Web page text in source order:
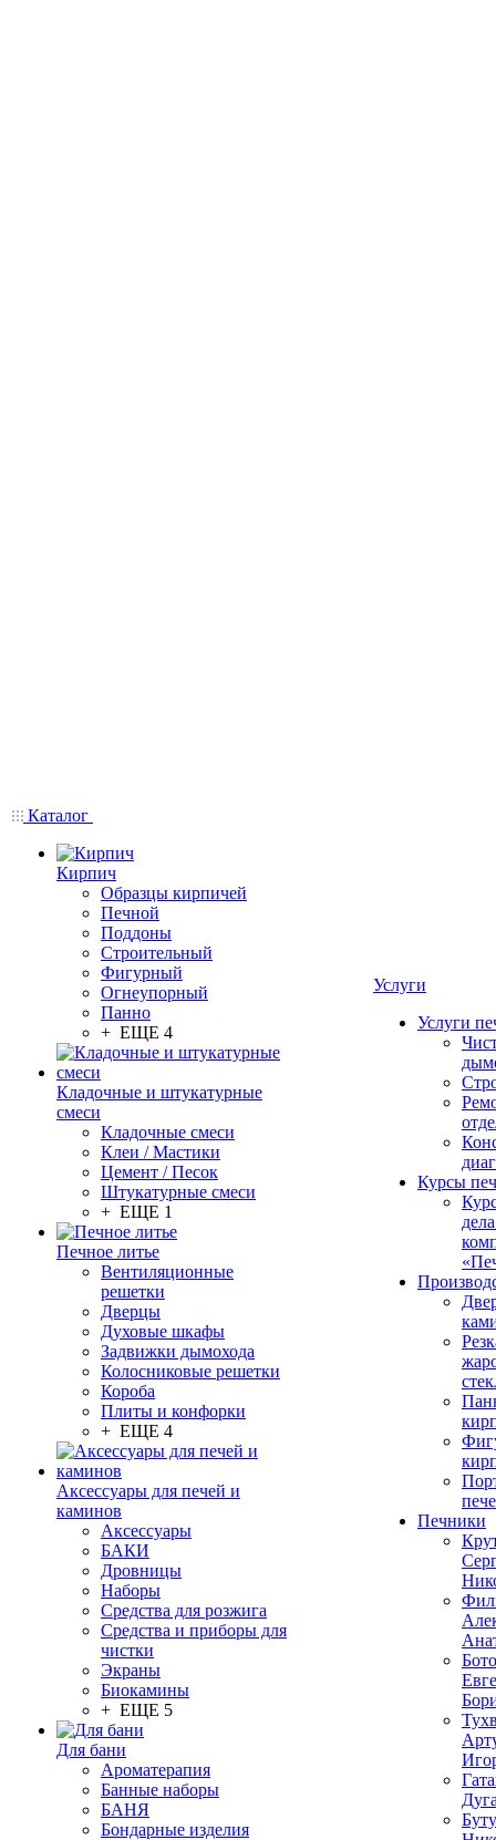
Каталог
Кирпич
Образцы кирпичей
Печной
Поддоны
Строительный
Фигурный
Огнеупорный
Панно
+ ЕЩЕ 4
Кладочные и штукатурные
смеси
Кладочные смеси
Клеи / Мастики
Цемент / Песок
Штукатурные смеси
+ ЕЩЕ 1
Печное литье
Вентиляционные
решетки
Дверцы
Духовые шкафы
Задвижки дымохода
Колосниковые решетки
Короба
Плиты и конфорки
+ ЕЩЕ 4
Аксессуары для печей и
каминов
Аксессуары
БАКИ
Дровницы
Наборы
Средства для розжига
Средства и приборы для
чистки
Экраны
Биокамины
+ ЕЩЕ 5
Для бани
Ароматерапия
Банные наборы
БАНЯ
Бондарные изделия
Услуги
Услуги
Курсы
Печники